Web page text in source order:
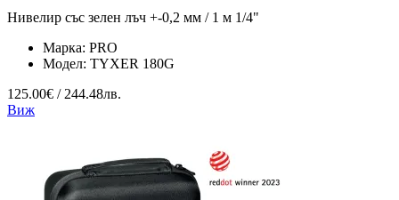
Нивелир със зелен лъч +-0,2 мм / 1 м 1/4"
Марка: PRO
Модел: TYXER 180G
125.00€ / 244.48лв.
Виж